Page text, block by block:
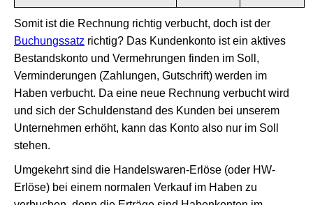
Somit ist die Rechnung richtig verbucht, doch ist der
Buchungssatz richtig? Das Kundenkonto ist ein aktives
Bestandskonto und Vermehrungen finden im Soll,
Verminderungen (Zahlungen, Gutschrift) werden im
Haben verbucht. Da eine neue Rechnung verbucht wird
und sich der Schuldenstand des Kunden bei unserem
Unternehmen erhöht, kann das Konto also nur im Soll
stehen.
Umgekehrt sind die Handelswaren-Erlöse (oder HW-
Erlöse) bei einem normalen Verkauf im Haben zu